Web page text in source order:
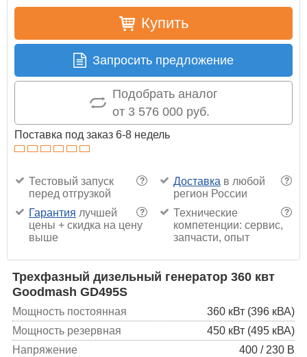
Купить
Запросить предложение
Подобрать аналог
от 3 576 000 руб.
Поставка под заказ 6-8 недель
?
Тестовый запуск
перед отгрузкой
?
Доставка в любой
регион России
?
Гарантия лучшей
цены + скидка на цену
выше
?
Технические
компетенции: сервис,
запчасти, опыт
Трехфазный дизельный генератор 360 квт
Goodmash GD495S
Мощность постоянная
360 кВт (396 кВА)
Мощность резервная
450 кВт (495 кВА)
Напряжение
400 / 230 В